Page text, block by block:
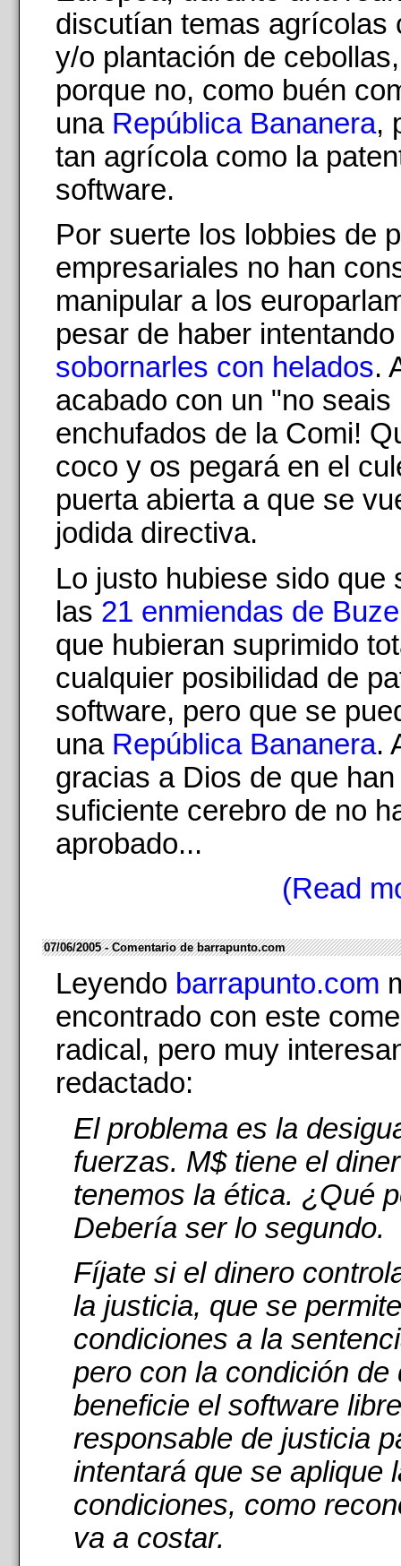
discutían temas agrícolas
y/o plantación de
porque no, como buén
una República Bananera,
tan agrícola como la
software.
Por suerte los lobbies de
empresariales no han
manipular a los
pesar de haber
sobornarles con helados.
acabado con un "no seais
enchufados de la Comi!
coco y os pegará en el
puerta abierta a que se
jodida directiva.
Lo justo hubiese sido que
las 21 enmiendas de
que hubieran suprimido
cualquier posibilidad de
software, pero que se
una República Bananera.
gracias a Dios de que
suficiente cerebro de no
aprobado...
(Read
07/06/2005 - Comentario de barrapunto.com
Leyendo barrapunto.com
encontrado con este
radical, pero muy
redactado:
El problema es la
fuerzas. M$ tiene el
tenemos la ética. ¿Qué
Debería ser lo segundo.
Fíjate si el dinero
la justicia, que se
condiciones a la
pero con la condición de
beneficie el software
responsable de justicia
intentará que se aplique
condiciones, como
va a costar.